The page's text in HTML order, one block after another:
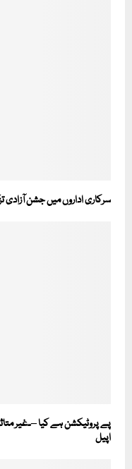
سرکاری اداروں میں جشن آزادی
پے پروٹیکشن ہے کیا –۔غیر
اپیل